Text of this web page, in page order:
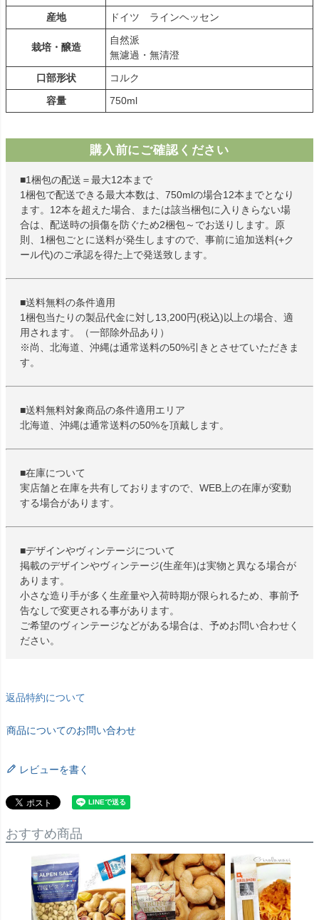
産地 ドイツ ラインヘッセン
栽培・醸造
自然派
無濾過・無清澄
口部形状
コルク
容量
750ml
購入前にご確認ください
■1梱包の配送＝最大12本まで
1梱包で配送できる最大本数は、750mlの場合12本までとなり
ます。12本を超えた場合、または該当梱包に入りきらない場
合は、配送時の損傷を防ぐため2梱包～でお送りします。原
則、1梱包ごとに送料が発生しますので、事前に追加送料(+ク
ール代)のご承認を得た上で発送致します。
■送料無料の条件適用
1梱包当たりの製品代金に対し13,200円(税込)以上の場合、適
用されます。（一部除外品あり）
※尚、北海道、沖縄は通常送料の50%引きとさせていただきま
す。
■送料無料対象商品の条件適用エリア
北海道、沖縄は通常送料の50%を頂戴します。
■在庫について
実店舗と在庫を共有しておりますので、WEB上の在庫が変動
する場合があります。
■デザインやヴィンテージについて
掲載のデザインやヴィンテージ(生産年)は実物と異なる場合が
あります。
小さな造り手が多く生産量や入荷時期が限られるため、事前予
告なしで変更される事があります。
ご希望のヴィンテージなどがある場合は、予めお問い合わせく
ださい。
返品特約について
商品についてのお問い合わせ
レビューを書く
おすすめ商品